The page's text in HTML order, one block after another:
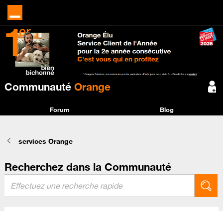
Communauté Orange
Forum Blog
services Orange
Recherchez dans la Communauté